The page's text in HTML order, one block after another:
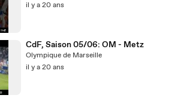
il y a 20 ans
CdF, Saison 05/06: OM - Metz
Olympique de Marseille
il y a 20 ans